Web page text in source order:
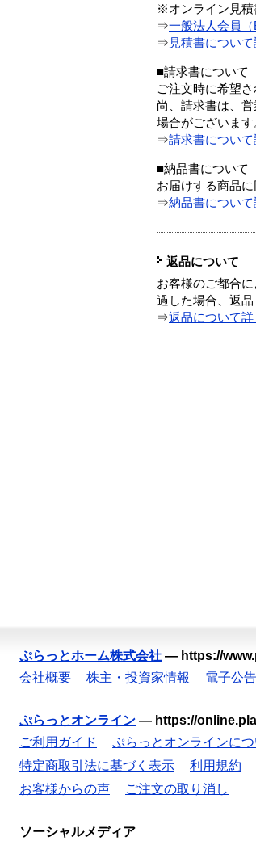
※オンライン見積
⇒一般法人会員
⇒ 見積書につい
■請求書について
ご注文時に希望
尚、請求書は、
場合がございます
⇒請求書につい
■納品書について
お届けする商品に
⇒納品書につい
返品について
お客様のご都合
過した場合、返品
⇒返品について
ぷらっとホーム株式会社 — https://
会社概要
株主・投資家情報 電子公告
ぷらっとオンライン — https://
ご利用ガイド
ぷらっとオンラインにつ
特定商取引法に基づく表示
利用規約
お客様からの声
ご注文の取り消し
ソーシャルメディア